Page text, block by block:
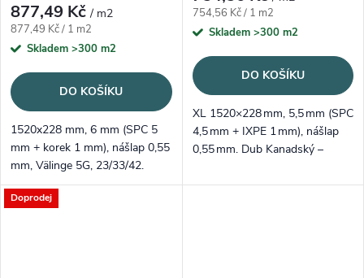
877,49 Kč/ m2
Měrná cena:
877,49 Kč / 1 m2
Skladem >300 m2
DO KOŠÍKU
1520x228 mm, 6 mm (SPC 5
mm + korek 1 mm), nášlap 0,55
mm, Välinge 5G, 23/33/42.
Tabákový tón „Halifax“,
registrovaný emboss.
Měrná cena:
754,56 Kč / 1 m2
Skladem >300 m2
DO KOŠÍKU
XL 1520×228 mm, 5,5 mm (SPC
4,5 mm + IXPE 1 mm), nášlap
0,55 mm. Dub Kanadský –
decentními suky; odolný vinyl
Doprodej